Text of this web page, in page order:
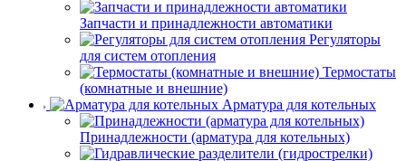
Запчасти и принадлежности автоматики
Регуляторы
для систем отопления
Термостаты
(комнатные и внешние)
Арматура для котельных
Принадлежности (арматура для котельных)